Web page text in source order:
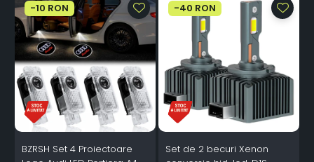
-10 RON
BZRSH Set 4 Proiectoare
-40 RON
Set de 2 becuri Xenon